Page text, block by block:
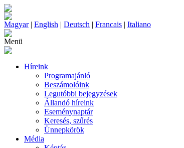
Magyar| English | Deutsch | Francais | Italiano
Menü
Híreink
Programajánló
Beszámolóink
Legutóbbi bejegyzések
Állandó híreink
Eseménynaptár
Keresés, szűrés
Ünnepkörök
Média